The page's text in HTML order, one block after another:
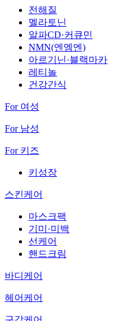
전해질
멜라토닌
알파CD·커큐민
NMN(엔엠엔)
아르기닌·블랙마카
레티놀
건강간식
For 여성
For 남성
For 키즈
키성장
스킨케어
마스크팩
기미·미백
선케어
핸드크림
바디케어
헤어케어